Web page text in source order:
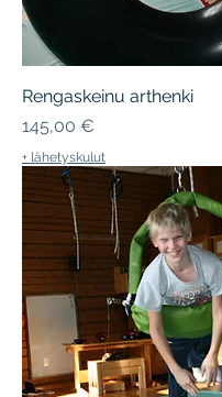
Rengaskeinu arthenki
Hinta
145,00 €
+ lähetyskulut